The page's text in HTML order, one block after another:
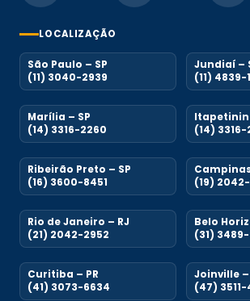
LOCALIZAÇÃO
São Paulo – SP
(11) 3040-2939
Jundiaí –
(11) 4839-
Marília – SP
(14) 3316-2260
(14) 3316-
Ribeirão Preto – SP
(16) 3600-8451
Campinas
(19) 2042-
Rio de Janeiro – RJ
(21) 2042-2952
Belo
(31)
Curitiba – PR
(41) 3073-6634
Joinville –
(47)